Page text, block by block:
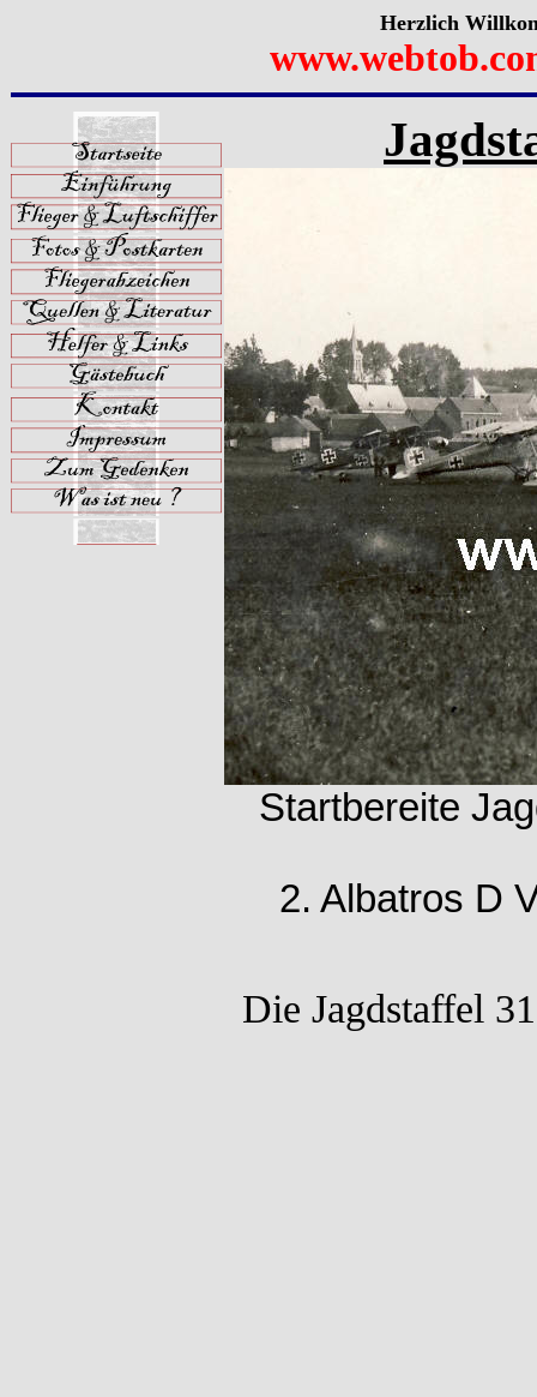
Herzlich
Startbereite
2. Albatros D
Die Jagdstaffel